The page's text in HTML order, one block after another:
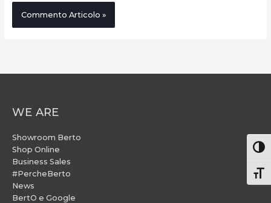
WE ARE
Showroom Berto
Shop Online
Business Sales
#PercheBerto
News
BertO e Google